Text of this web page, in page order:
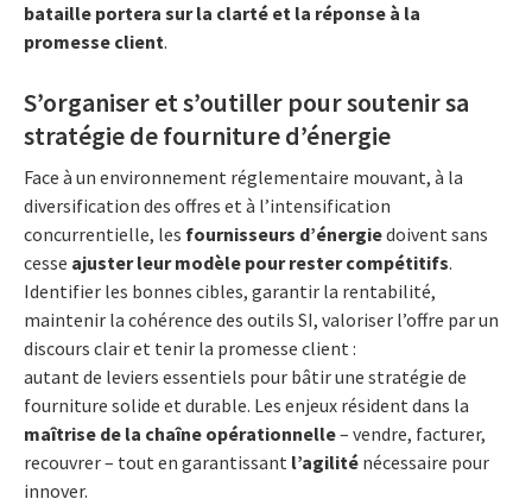
bataille portera sur la clarté et la réponse à la
promesse client.
S’organiser et s’outiller pour soutenir sa
stratégie de fourniture d’énergie
Face à un environnement réglementaire mouvant, à la
diversification des offres et à l’intensification
concurrentielle, les fournisseurs d’énergiedoivent sans
cesse ajuster leur modèle pour rester compétitifs.
Identifier les bonnes cibles, garantir la rentabilité,
maintenir la cohérence des outils SI, valoriser l’offre par un
discours clair et tenir la promesse client :
autant de leviers essentiels pour bâtir une stratégie de
fourniture solide et durable. Les enjeux résident dans la
maîtrise de la chaîne opérationnelle– vendre, facturer,
recouvrer – tout en garantissant l’agilité nécessaire pour
innover.